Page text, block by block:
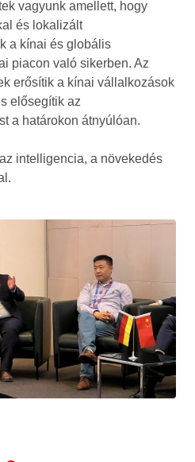
vagyunk amellett, hogy
és lokalizált
a kínai és globális
piacon való sikerben. Az
erősítik a kínai vállalkozások
elősegítik az
a határokon átnyúlóan.
intelligencia, a növekedés